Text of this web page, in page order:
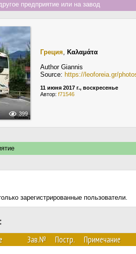
предприятие или на завод
399
Греция, Καλαμάτα
Author Giannis
Source: https://leoforeia.gr/
11 июня 2017 г., воскресенье
Автор: f71546
зарегистрированные пользователи.
Зав.№ Постр. Примечание